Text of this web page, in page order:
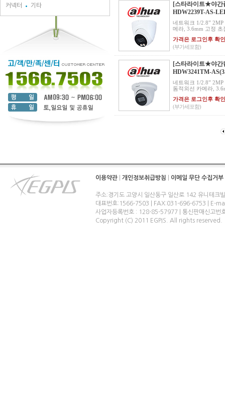
커넥터
기타
[스타라이트★야간
HDW2239T-AS-
네트워크 1/2.8”
메라, 3.6mm 고정 초
가격은 로그인후 확인
(부가세포함)
[스타라이트★야간
HDW3241TM-
네트워크 1/2.8” 2MP
돔적외선 카메라,
가격은 로그인후 확인
(부가세포함)
이용약관 개인정보취급방침 이메일 무단 수집거부
주소:경기도 고양시 일산동구 일산로 142 유니테크
대표번호:1566-7503 | FAX:031-696-6753 | E-
사업자등록번호 : 128-85-57977 | 통신판매신고번
Copyright (C) 2011 EGPIS. All rights reserved.